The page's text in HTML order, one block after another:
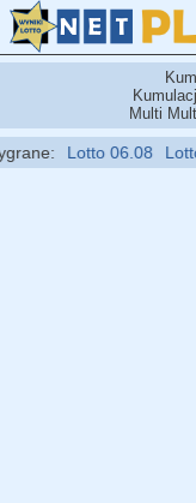
Multi
Lotto 06.08 Lotto